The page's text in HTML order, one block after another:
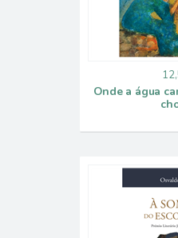
Onde a água